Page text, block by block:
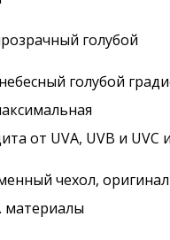
голубой
голубой
от UVA, UVB и UVC
чехол,
материалы